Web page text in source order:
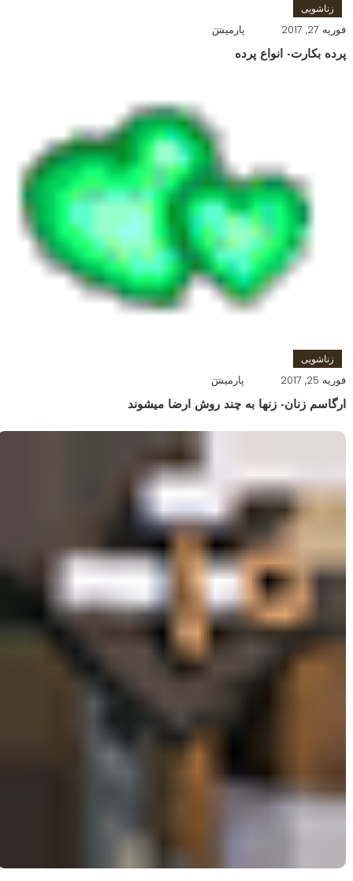
زناشویی
فوریه 27, 2017 پارمیس
پرده بکارت- انواع پرده
زناشویی
فوریه 25, 2017 پارمیس
ارگاسم زنان- زنها به چند روش ارضا میشوند